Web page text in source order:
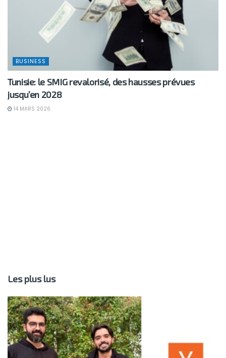
BUSINESS
Tunisie: le SMIG revalorisé, des hausses prévues
jusqu’en 2028
14 MARS 2026
Les plus lus